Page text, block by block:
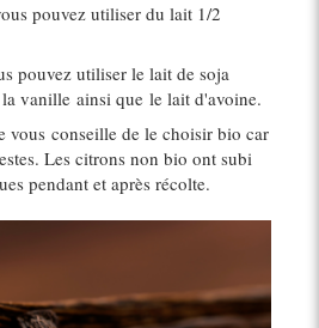
pouvez utiliser du lait 1/2
pouvez utiliser le lait de soja
vanille ainsi que le lait d'avoine.
vous conseille de le choisir bio car
Les citrons non bio ont subi
pendant et après récolte.